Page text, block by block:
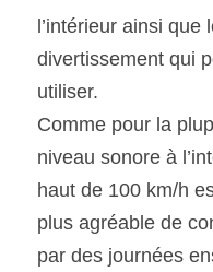
l’intérieur ainsi que
divertissement qui
utiliser.
Comme pour la
niveau sonore à
haut de 100 km/h
plus agréable de
par des journées